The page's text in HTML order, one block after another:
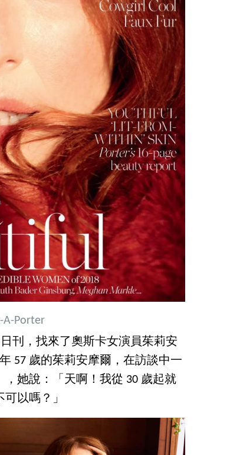
A-Porter
刊，找來了奧斯卡女演員茱莉安
57 歲的茱莉安摩爾，在訪談中一
她說：「天啊！我從 30 歲起就
以嗎？」